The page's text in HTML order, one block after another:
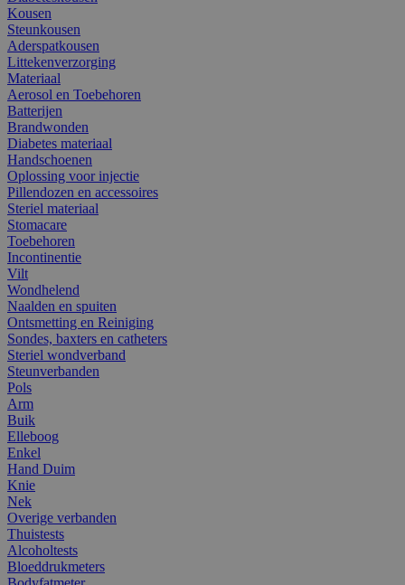
Kousen
Steunkousen
Aderspatkousen
Littekenverzorging
Materiaal
Aerosol en Toebehoren
Batterijen
Brandwonden
Diabetes materiaal
Handschoenen
Oplossing voor injectie
Pillendozen en accessoires
Steriel materiaal
Stomacare
Toebehoren
Incontinentie
Vilt
Wondhelend
Naalden en spuiten
Ontsmetting en Reiniging
Sondes, baxters en catheters
Steriel wondverband
Steunverbanden
Pols
Arm
Buik
Elleboog
Enkel
Hand Duim
Knie
Nek
Overige verbanden
Thuistests
Alcoholtests
Bloeddrukmeters